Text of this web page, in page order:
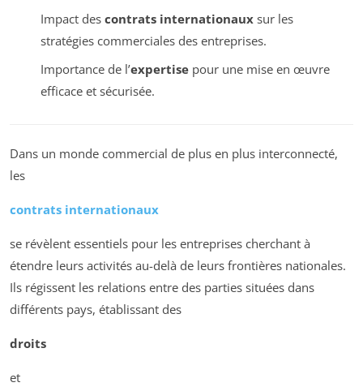
Impact des contrats internationauxsur les
stratégies commerciales des entreprises.
Importance de l’expertisepour une mise en œuvre
efficace et sécurisée.
Dans un monde commercial de plus en plus interconnecté,
les
contrats internationaux
se révèlent essentiels pour les entreprises cherchant à
étendre leurs activités au-delà de leurs frontières nationales.
Ils régissent les relations entre des parties situées dans
différents pays, établissant des
droits
et